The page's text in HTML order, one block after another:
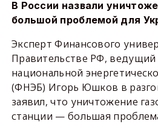
В России назвали
большой проблемой для
Эксперт Финансового
Правительстве РФ,
национальной
(ФНЭБ) Игорь Юшков в
заявил, что уничтожение
станции — большая